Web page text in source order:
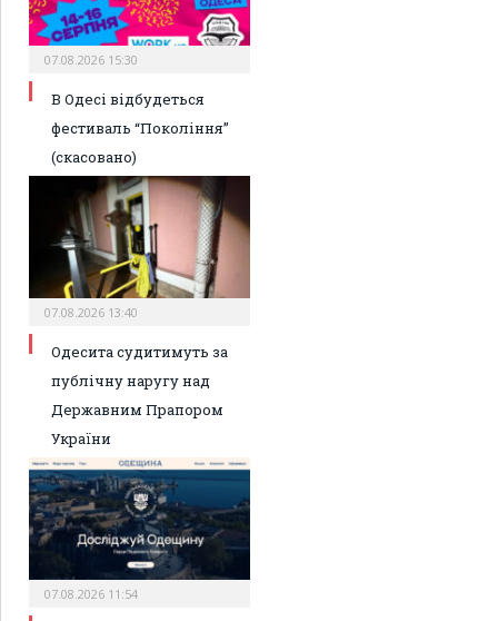
07.08.2026 15:30
В Одесі відбудеться
фестиваль “Покоління”
(скасовано)
07.08.2026 13:40
Одесита судитимуть за
публічну наругу над
Державним Прапором
України
07.08.2026 11:54